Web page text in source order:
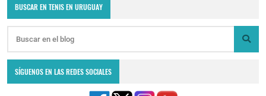
BUSCAR EN TENIS EN URUGUAY
SÍGUENOS EN LAS REDES SOCIALES